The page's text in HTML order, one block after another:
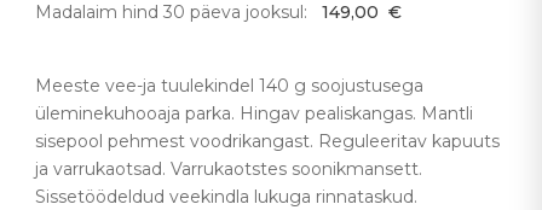
Madalaim hind 30 päeva jooksul:
149,00 €
Meeste vee-ja tuulekindel 140 g soojustusega
üleminekuhooaja parka. Hingav pealiskangas. Mantli
sisepool pehmest voodrikangast. Reguleeritav kapuuts
ja varrukaotsad. Varrukaotstes soonikmansett.
Sissetöödeldud veekindla lukuga rinnataskud.